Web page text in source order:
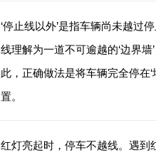
‘停止线以外’是指车辆尚未越过
线理解为一道不可逾越的‘边界
此，正确做法是将车辆完全停在
置。
红灯亮起时，停车不越线。遇到